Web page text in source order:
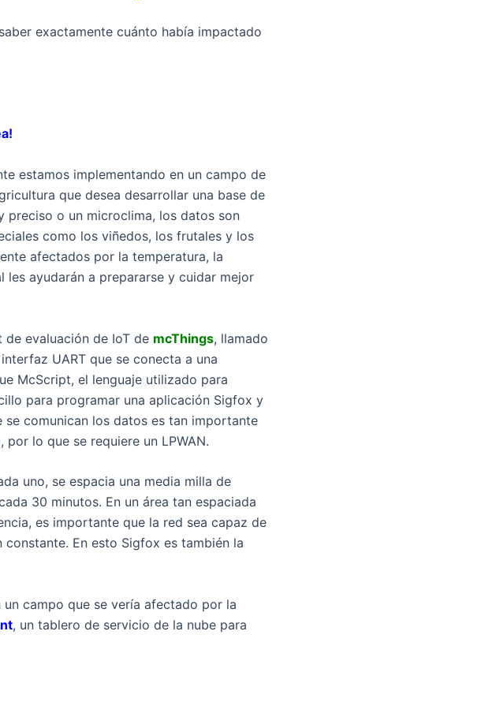
exactamente cuánto había impactado
estamos implementando en un campo de
que desea desarrollar una base de
o un microclima, los datos son
como los viñedos, los frutales y los
afectados por la temperatura, la
les ayudarán a prepararse y cuidar mejor
evaluación de IoT de mcThings, llamado
UART que se conecta a una
McScript, el lenguaje utilizado para
para programar una aplicación Sigfox y
comunican los datos es tan importante
lo que se requiere un LPWAN.
uno, se espacia una media milla de
30 minutos. En un área tan espaciada
es importante que la red sea capaz de
En esto Sigfox es también la
campo que se vería afectado por la
, un tablero de servicio de la nube para